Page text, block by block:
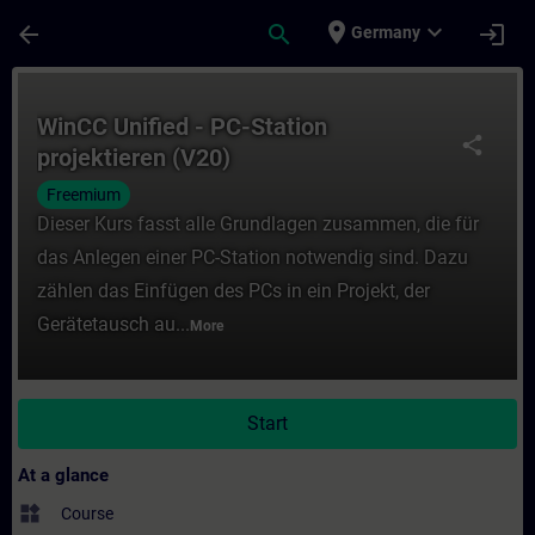
arrow_back search place Germany expand_more login
share
WinCC Unified - PC-Station
projektieren (V20)
Freemium
Dieser Kurs fasst alle Grundlagen zusammen, die für
das Anlegen einer PC-Station notwendig sind. Dazu
zählen das Einfügen des PCs in ein Projekt, der
Gerätetausch au... More
Start
At a glance
widgets Course